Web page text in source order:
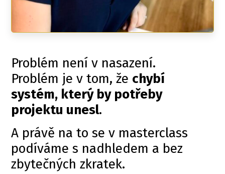
Problém není v nasazení.
Problém je v tom, že chybí
systém, který by potřeby
projektu unesl.
A právě na to se v masterclass
podíváme s nadhledem a bez
zbytečných zkratek.